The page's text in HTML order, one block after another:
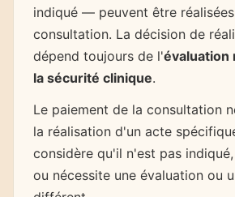
indiqué — peuvent être
consultation. La décision de
dépend toujours de l'évaluation
la sécurité clinique.
Le paiement de la consultation
la réalisation d'un acte
considère qu'il n'est pas
ou nécessite une évaluation ou